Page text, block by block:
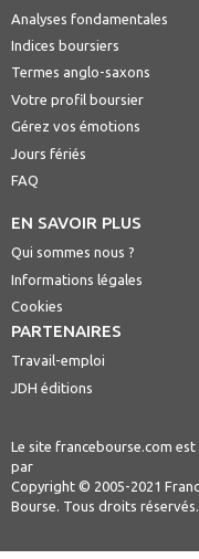
Analyses fondamentales
Indices boursiers
Termes anglo-saxons
Votre profil boursier
Gérez vos émotions
Jours fériés
FAQ
EN SAVOIR PLUS
Qui sommes nous ?
Informations légales
Cookies
PARTENAIRES
Travail-emploi
JDH éditions
Le site francebourse.com est
par
Copyright © 2005-2021
Bourse. Tous droits réservés.